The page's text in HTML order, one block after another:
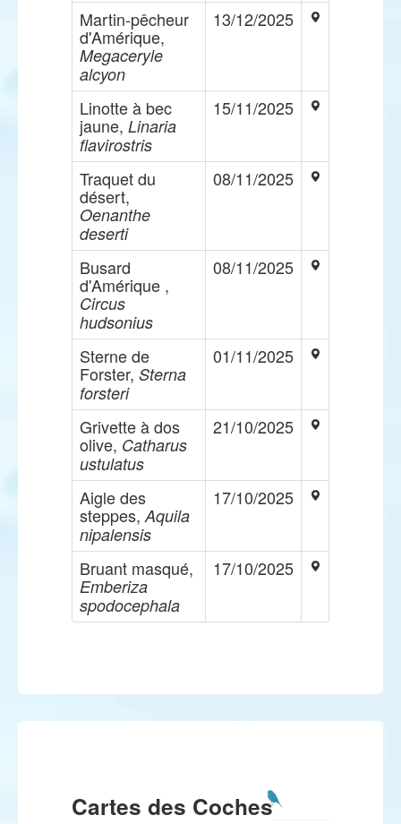
Martin-pêcheur
d'Amérique,
Megaceryle
alcyon
13/12/2025
Linotte à bec
jaune, Linaria
flavirostris
15/11/2025
Traquet du
désert,
Oenanthe
deserti
08/11/2025
Busard
d'Amérique ,
Circus
hudsonius
08/11/2025
Sterne de
Forster, Sterna
forsteri
01/11/2025
Grivette à dos
olive, Catharus
ustulatus
21/10/2025
Aigle des
steppes, Aquila
nipalensis
17/10/2025
Bruant masqué,
Emberiza
spodocephala
17/10/2025
Cartes des Coches